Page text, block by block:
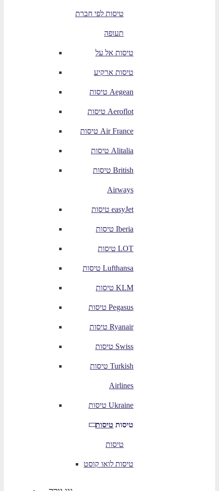
טיסות לפי חברת
תעופה
טיסות אל על
טיסות ארקיע
טיסות Aegean
טיסות Aeroflot
טיסות Air France
טיסות Alitalia
טיסות British
Airways
טיסות easyJet
טיסות Iberia
טיסות LOT
טיסות Lufthansa
טיסות KLM
טיסות Pegasus
טיסות Ryanair
טיסות Swiss
טיסות Turkish
Airlines
טיסות Ukraine
טיסות טיסות
טיסות
טיסות לואו קוסט